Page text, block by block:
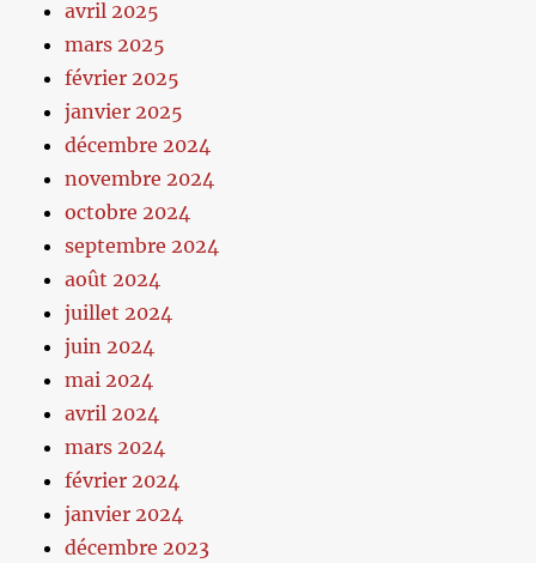
avril 2025
mars 2025
février 2025
janvier 2025
décembre 2024
novembre 2024
octobre 2024
septembre 2024
août 2024
juillet 2024
juin 2024
mai 2024
avril 2024
mars 2024
février 2024
janvier 2024
décembre 2023